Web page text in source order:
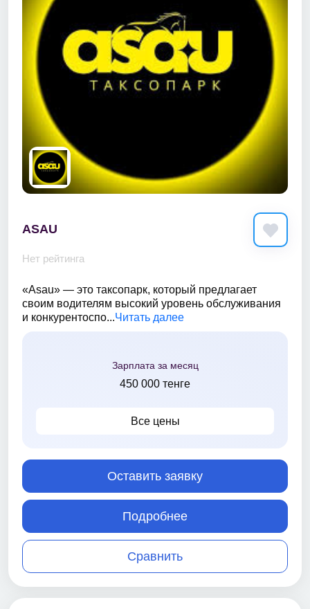
ASAU
Нет рейтинга
«Asau» — это таксопарк, который предлагает
своим водителям высокий уровень обслуживания
и конкурентоспо...Читать далее
Зарплата за месяц
450 000 тенге
Все цены
Сравнить
Оставить заявку
Подробнее